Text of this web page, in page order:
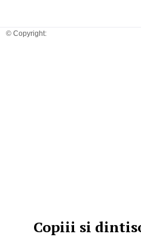
© Copyright:
Copiii si